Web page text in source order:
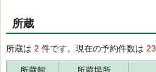
所蔵
所蔵は 2 件です。現在の予約件数は 23